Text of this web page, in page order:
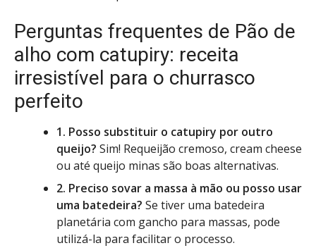
Perguntas frequentes de Pão de
alho com catupiry: receita
irresistível para o churrasco
perfeito
1. Posso substituir o catupiry por outro
queijo? Sim! Requeijão cremoso, cream cheese
ou até queijo minas são boas alternativas.
2. Preciso sovar a massa à mão ou posso usar
uma batedeira? Se tiver uma batedeira
planetária com gancho para massas, pode
utilizá-la para facilitar o processo.